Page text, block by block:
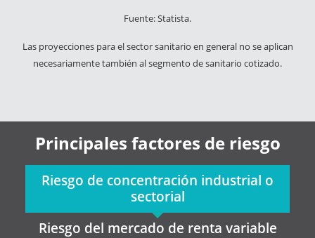
Fuente: Statista.
Las proyecciones para el sector sanitario en general no se aplican
necesariamente también al segmento de sanitario cotizado.
Principales factores de riesgo
Riesgo de concentración industrial o
sectorial
Riesgo del mercado de renta variable